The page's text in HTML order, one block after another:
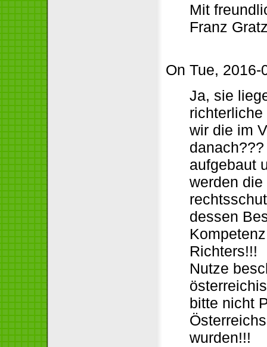
Mit
Franz
On Tue,
Ja, sie
wir die im
aufgebaut
werden
dessen
Richters!!!
Nutze
bitte nicht
wurden!!!